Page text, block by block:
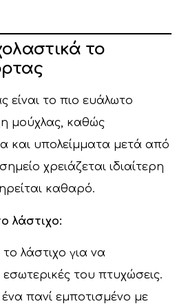
το
είναι το πιο ευάλωτο
μούχλας, καθώς
και υπολείμματα μετά από
χρειάζεται ιδιαίτερη
καθαρό.
λάστιχο:
λάστιχο για να
του πτυχώσεις.
πανί εμποτισμένο με